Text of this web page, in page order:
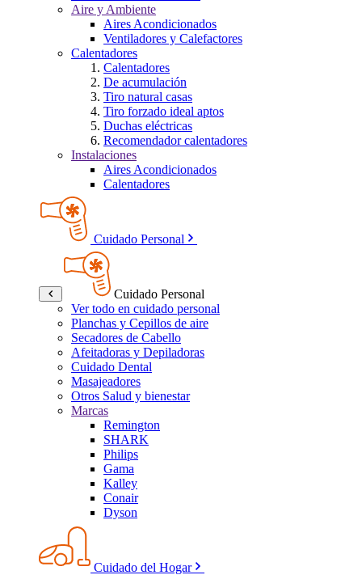
Aire y Ambiente
Aires Acondicionados
Ventiladores y Calefactores
Calentadores
Calentadores
De acumulación
Tiro natural casas
Tiro forzado ideal aptos
Duchas eléctricas
Recomendador calentadores
Instalaciones
Aires Acondicionados
Calentadores
Cuidado Personal
Cuidado Personal
Ver todo en cuidado personal
Planchas y Cepillos de aire
Secadores de Cabello
Afeitadoras y Depiladoras
Cuidado Dental
Masajeadores
Otros Salud y bienestar
Marcas
Remington
SHARK
Philips
Gama
Kalley
Conair
Dyson
Cuidado del Hogar